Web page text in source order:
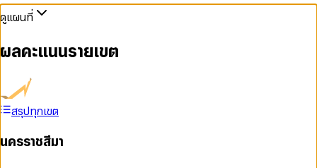
ดูแผนที่
ผลคะแนนรายเขต
สรุปทุกเขต
นครราชสีมา